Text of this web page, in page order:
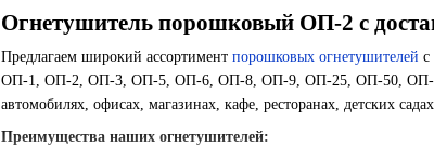
Огнетушитель порошковый ОП-2 с
Предлагаем широкий ассортимент порошковых огнетушителей с
ОП-1, ОП-2, ОП-3, ОП-5, ОП-6, ОП-8, ОП-9, ОП-25, ОП-50, ОП-100.
автомобилях, офисах, магазинах, кафе, ресторанах, детских
Преимущества наших огнетушителей: